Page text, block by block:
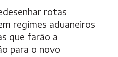
rotas
regimes aduaneiros
que farão a
para o novo